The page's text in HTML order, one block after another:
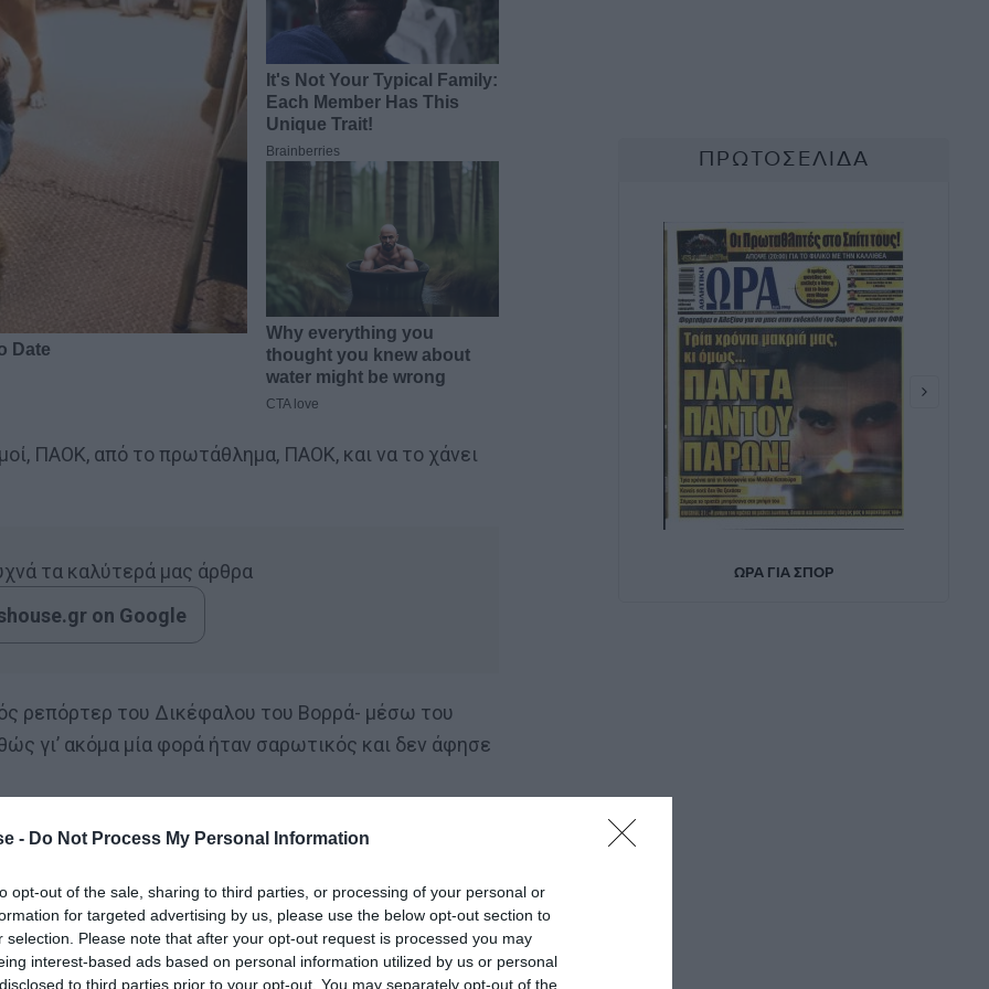
- Do Not Process My Personal Information
opt-out of the sale, sharing to third parties, or processing of your personal or
for targeted advertising by us, please use the below opt-out section to
selection. Please note that after your opt-out request is processed you may
interest-based ads based on personal information utilized by us or personal
to third parties prior to your opt-out. You may separately opt-out of the
ΠΑΟΚ, από το πρωτάθλημα, ΠΑΟΚ, και να το χάνει
τα καλύτερά μας άρθρα
on Google
ρεπόρτερ του Δικέφαλου του Βορρά- μέσω του
γι’ ακόμα μία φορά ήταν σαρωτικός και δεν άφησε
«τουτ»; Πώς κατάφερε να πραγματοποιήσει το
και πώς προσπάθησε να του βάλει
αλλά και ο παρουσιαστής;